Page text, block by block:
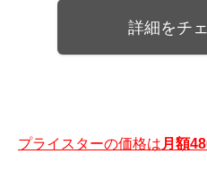
詳細をチ
プライスターの価格は 月額